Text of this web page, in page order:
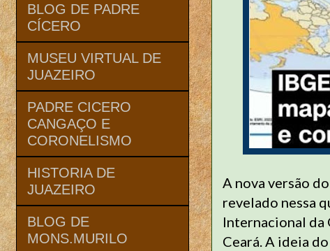
A nova versão
revelado nessa
Internacional da
Ceará. A ideia
BLOG DE PADRE
CÍCERO
MUSEU VIRTUAL DE
JUAZEIRO
PADRE CICERO
CANGAÇO E
CORONELISMO
HISTORIA DE
JUAZEIRO
BLOG DE
MONS.MURILO